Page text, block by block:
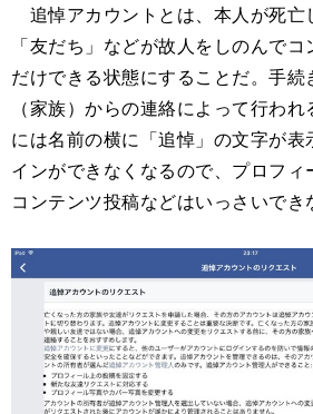
追悼アカウントとは、本人が死亡
「友だち」などが故人をしのんで
だけできる状態にすることだ。手
（家族）からの連絡によって行わ
には名前の横に「追悼」の文字が
インができなくなるので、プロフ
コンテンツ投稿などはいっさいでき